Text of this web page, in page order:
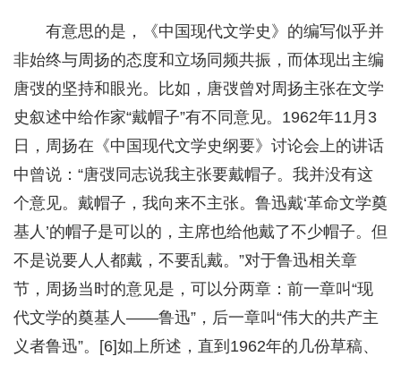
有意思的是，《中国现代文学史》的编写似乎并
非始终与周扬的态度和立场同频共振，而体现出主编
唐弢的坚持和眼光。比如，唐弢曾对周扬主张在文学
史叙述中给作家“戴帽子”有不同意见。1962年11月3
日，周扬在《中国现代文学史纲要》讨论会上的讲话
中曾说：“唐弢同志说我主张要戴帽子。我并没有这
个意见。戴帽子，我向来不主张。鲁迅戴‘革命文学奠
基人’的帽子是可以的，主席也给他戴了不少帽子。但
不是说要人人都戴，不要乱戴。”对于鲁迅相关章
节，周扬当时的意见是，可以分两章：前一章叫“现
代文学的奠基人——鲁迅”，后一章叫“伟大的共产主
义者鲁迅”。[6]如上所述，直到1962年的几份草稿、